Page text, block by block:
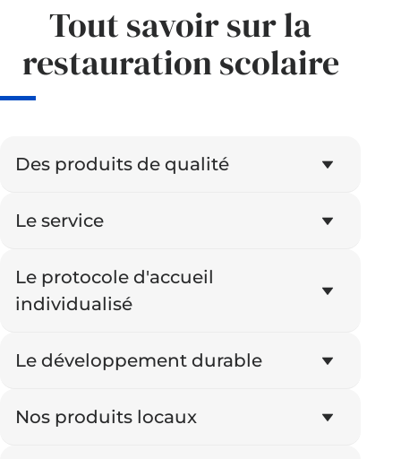
Tout savoir sur la
restauration scolaire
Des produits de qualité
Le service
Le protocole d'accueil
individualisé
Le développement durable
Nos produits locaux